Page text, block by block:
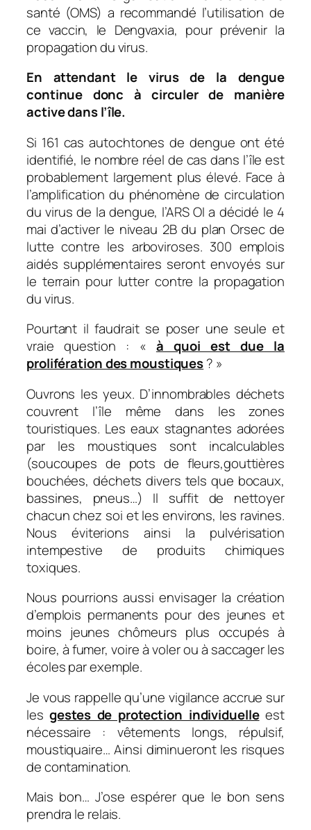
santé (OMS) a recommandé l’utilisation de
ce vaccin, le Dengvaxia, pour prévenir la
propagation du virus.
En attendant le virus de la dengue
continue donc à circuler de manière
active dans l’île.
Si 161 cas autochtones de dengue ont été
identifié, le nombre réel de cas dans l’île est
probablement largement plus élevé. Face à
l’amplification du phénomène de circulation
du virus de la dengue, l’ARS OI a décidé le 4
mai d’activer le niveau 2B du plan Orsec de
lutte contre les arboviroses. 300 emplois
aidés supplémentaires seront envoyés sur
le terrain pour lutter contre la propagation
du virus.
Pourtant il faudrait se poser une seule et
vraie question : « à quoi est due la
prolifération des moustiques? »
Ouvrons les yeux. D’innombrables déchets
couvrent l’île même dans les zones
touristiques. Les eaux stagnantes adorées
par les moustiques sont incalculables
(soucoupes de pots de fleurs,gouttières
bouchées, déchets divers tels que bocaux,
bassines, pneus…) Il suffit de nettoyer
chacun chez soi et les environs, les ravines.
Nous éviterions ainsi la pulvérisation
intempestive de produits chimiques
toxiques.
Nous pourrions aussi envisager la création
d’emplois permanents pour des jeunes et
moins jeunes chômeurs plus occupés à
boire, à fumer, voire à voler ou à saccager les
écoles par exemple.
Je vous rappelle qu’une vigilance accrue sur
lesgestes de protection individuelleest
nécessaire : vêtements longs, répulsif,
moustiquaire… Ainsi diminueront les risques
de contamination.
Mais bon… J’ose espérer que le bon sens
prendra le relais.